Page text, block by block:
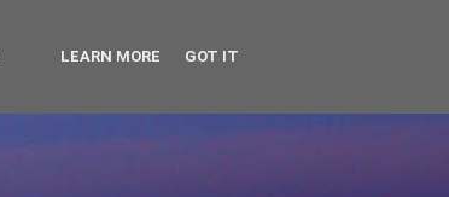
LEARN MORE GOT IT